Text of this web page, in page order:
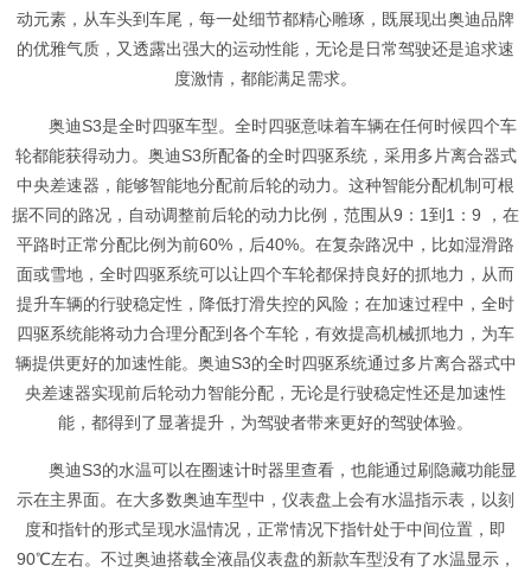
动元素，从车头到车尾，每一处细节都精心雕琢，既展现出奥迪品牌
的优雅气质，又透露出强大的运动性能，无论是日常驾驶还是追求速
度激情，都能满足需求。
奥迪S3是全时四驱车型。全时四驱意味着车辆在任何时候四个车
轮都能获得动力。奥迪S3所配备的全时四驱系统，采用多片离合器式
中央差速器，能够智能地分配前后轮的动力。这种智能分配机制可根
据不同的路况，自动调整前后轮的动力比例，范围从9：1到1：9 ，在
平路时正常分配比例为前60%，后40%。在复杂路况中，比如湿滑路
面或雪地，全时四驱系统可以让四个车轮都保持良好的抓地力，从而
提升车辆的行驶稳定性，降低打滑失控的风险；在加速过程中，全时
四驱系统能将动力合理分配到各个车轮，有效提高机械抓地力，为车
辆提供更好的加速性能。奥迪S3的全时四驱系统通过多片离合器式中
央差速器实现前后轮动力智能分配，无论是行驶稳定性还是加速性
能，都得到了显著提升，为驾驶者带来更好的驾驶体验。
奥迪S3的水温可以在圈速计时器里查看，也能通过刷隐藏功能显
示在主界面。在大多数奥迪车型中，仪表盘上会有水温指示表，以刻
度和指针的形式呈现水温情况，正常情况下指针处于中间位置，即
90℃左右。不过奥迪搭载全液晶仪表盘的新款车型没有了水温显示，